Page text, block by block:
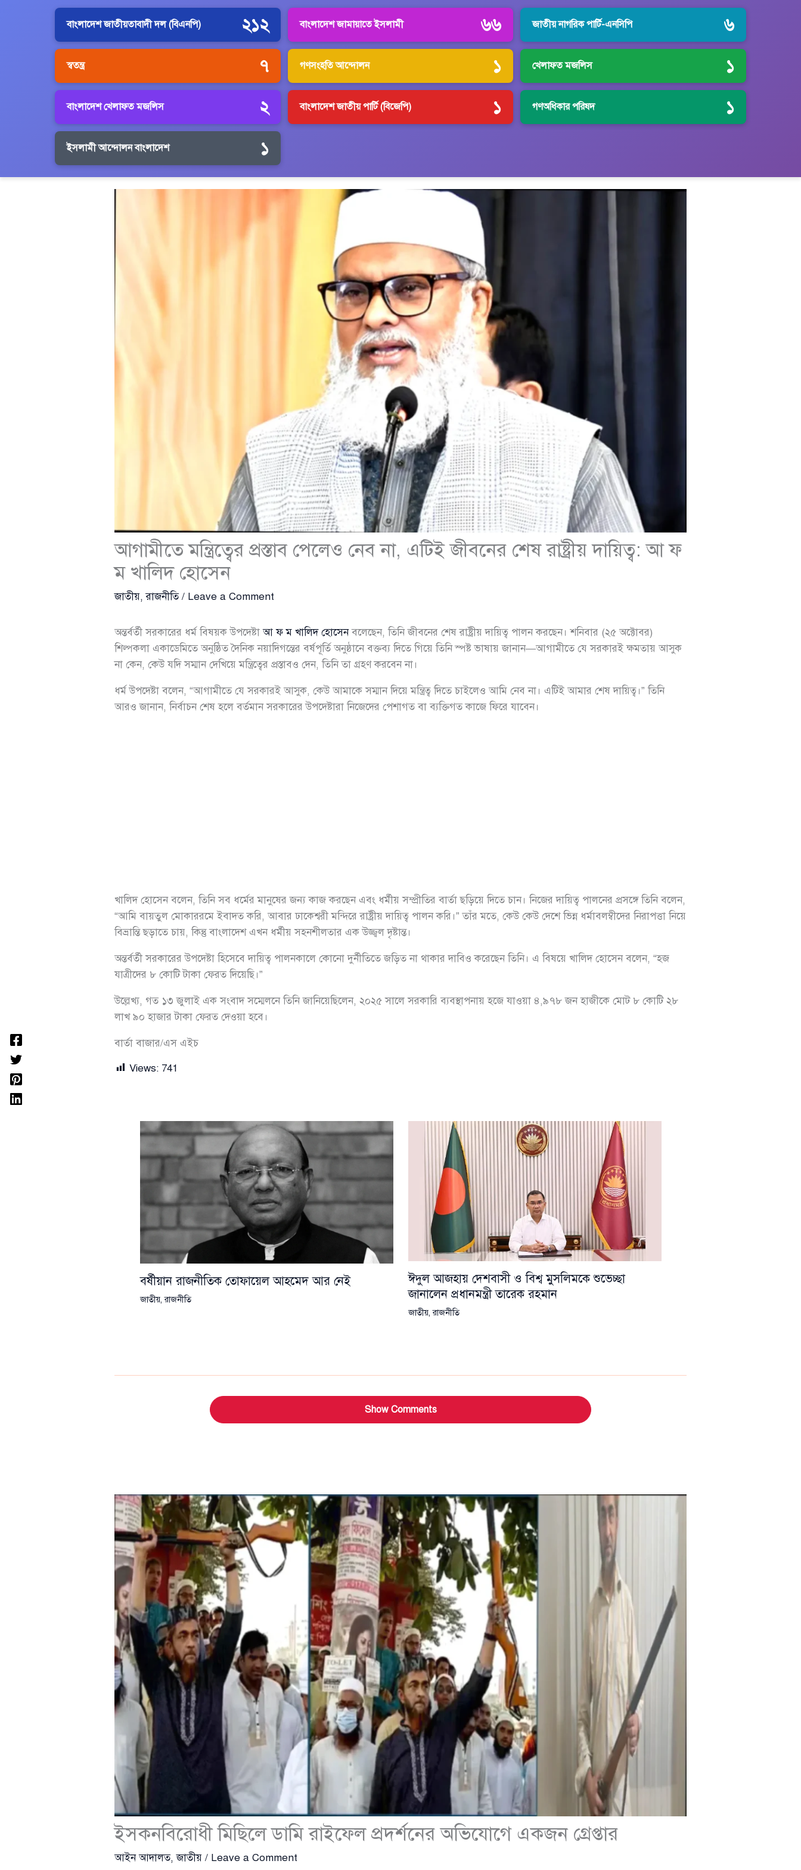
বাংলাদেশ জাতীয়তাবাদী দল (বিএনপি) ২১২ বাংলাদেশ জামায়াতে ইসলামী ৬৬ জাতীয় নাগরিক পার্টি-এনসিপি ৬
স্বতন্ত্র ৭ গণসংহতি আন্দোলন ১ খেলাফত মজলিস ১
বাংলাদেশ খেলাফত মজলিস ২ বাংলাদেশ জাতীয় পার্টি (বিজেপি) ১ গণঅধিকার পরিষদ ১
ইসলামী আন্দোলন বাংলাদেশ ১
আগামীতে মন্ত্রিত্বের প্রস্তাব পেলেও নেব না, এটিই জীবনের শেষ রাষ্ট্রীয় দায়িত্ব: আ ফ
ম খালিদ হোসেন
জাতীয়,রাজনীতি/ Leave a Comment
অন্তর্বর্তী সরকারের ধর্ম বিষয়ক উপদেষ্টাআ ফ ম খালিদ হোসেনবলেছেন, তিনি জীবনের শেষ রাষ্ট্রীয় দায়িত্ব পালন করছেন। শনিবার (২৫ অক্টোবর)
শিল্পকলা একাডেমিতে অনুষ্ঠিত দৈনিক নয়াদিগন্তের বর্ষপূর্তি অনুষ্ঠানে বক্তব্য দিতে গিয়ে তিনি স্পষ্ট ভাষায় জানান—আগামীতে যে সরকারই ক্ষমতায় আসুক
না কেন, কেউ যদি সম্মান দেখিয়ে মন্ত্রিত্বের প্রস্তাবও দেন, তিনি তা গ্রহণ করবেন না।
ধর্ম উপদেষ্টা বলেন, “আগামীতে যে সরকারই আসুক, কেউ আমাকে সম্মান দিয়ে মন্ত্রিত্ব দিতে চাইলেও আমি নেব না। এটিই আমার শেষ দায়িত্ব।” তিনি
আরও জানান, নির্বাচন শেষ হলে বর্তমান সরকারের উপদেষ্টারা নিজেদের পেশাগত বা ব্যক্তিগত কাজে ফিরে যাবেন।
খালিদ হোসেন বলেন, তিনি সব ধর্মের মানুষের জন্য কাজ করছেন এবং ধর্মীয় সম্প্রীতির বার্তা ছড়িয়ে দিতে চান। নিজের দায়িত্ব পালনের প্রসঙ্গে তিনি বলেন,
“আমি বায়তুল মোকাররমে ইবাদত করি, আবার ঢাকেশ্বরী মন্দিরে রাষ্ট্রীয় দায়িত্ব পালন করি।” তাঁর মতে, কেউ কেউ দেশে ভিন্ন ধর্মাবলম্বীদের নিরাপত্তা নিয়ে
বিভ্রান্তি ছড়াতে চায়, কিন্তু বাংলাদেশ এখন ধর্মীয় সহনশীলতার এক উজ্জ্বল দৃষ্টান্ত।
অন্তর্বর্তী সরকারের উপদেষ্টা হিসেবে দায়িত্ব পালনকালে কোনো দুর্নীতিতে জড়িত না থাকার দাবিও করেছেন তিনি। এ বিষয়ে খালিদ হোসেন বলেন, “হজ
যাত্রীদের ৮ কোটি টাকা ফেরত দিয়েছি।”
উল্লেখ্য, গত ১৩ জুলাই এক সংবাদ সম্মেলনে তিনি জানিয়েছিলেন, ২০২৫ সালে সরকারি ব্যবস্থাপনায় হজে যাওয়া ৪,৯৭৮ জন হাজীকে মোট ৮ কোটি ২৮
লাখ ৯০ হাজার টাকা ফেরত দেওয়া হবে।
বার্তা বাজার/এস এইচ
Views: 741
বর্ষীয়ান রাজনীতিক তোফায়েল আহমেদ আর নেই
জাতীয়,রাজনীতি
ঈদুল আজহায় দেশবাসী ও বিশ্ব মুসলিমকে শুভেচ্ছা
জানালেন প্রধানমন্ত্রী তারেক রহমান
জাতীয়,রাজনীতি
Show Comments
ইসকনবিরোধী মিছিলে ডামি রাইফেল প্রদর্শনের অভিযোগে একজন গ্রেপ্তার
আইন আদালত,জাতীয় / Leave a Comment